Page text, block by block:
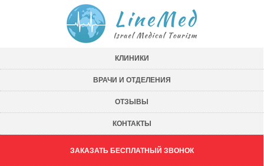
КЛИНИКИ
ВРАЧИ И ОТДЕЛЕНИЯ
ОТЗЫВЫ
КОНТАКТЫ
ЗАКАЗАТЬ БЕСПЛАТНЫЙ ЗВОНОК